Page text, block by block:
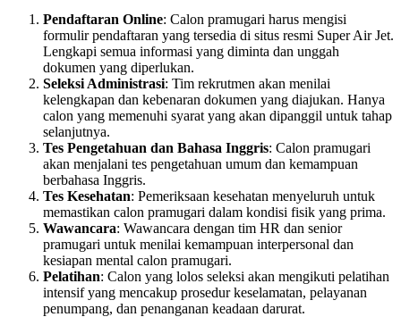
Pendaftaran Online: Calon pramugari harus mengisi
formulir pendaftaran yang tersedia di situs resmi Super Air Jet.
Lengkapi semua informasi yang diminta dan unggah
dokumen yang diperlukan.
Seleksi Administrasi: Tim rekrutmen akan menilai
kelengkapan dan kebenaran dokumen yang diajukan. Hanya
calon yang memenuhi syarat yang akan dipanggil untuk tahap
selanjutnya.
Tes Pengetahuan dan Bahasa Inggris: Calon pramugari
akan menjalani tes pengetahuan umum dan kemampuan
berbahasa Inggris.
Tes Kesehatan: Pemeriksaan kesehatan menyeluruh untuk
memastikan calon pramugari dalam kondisi fisik yang prima.
Wawancara: Wawancara dengan tim HR dan senior
pramugari untuk menilai kemampuan interpersonal dan
kesiapan mental calon pramugari.
Pelatihan: Calon yang lolos seleksi akan mengikuti pelatihan
intensif yang mencakup prosedur keselamatan, pelayanan
penumpang, dan penanganan keadaan darurat.